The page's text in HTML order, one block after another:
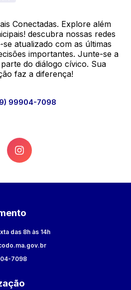
Conectadas. Explore além
descubra nossas redes
atualizado com as últimas
importantes. Junte-se a
do diálogo cívico. Sua
faz a diferença!
99904-7098
das 8h às 14h
7098